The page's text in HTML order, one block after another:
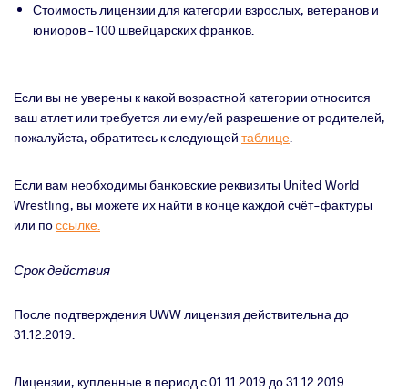
Стоимость лицензии для категории взрослых, ветеранов и
юниоров – 100 швейцарских франков.
Если вы не уверены к какой возрастной категории относится
ваш атлет или требуется ли ему/ей разрешение от родителей,
пожалуйста, обратитесь к следующей таблице.
Если вам необходимы банковские реквизиты United World
Wrestling, вы можете их найти в конце каждой счёт-фактуры
или поссылке.
Срок действия
После подтверждения UWWлицензия действительна до
31.12.2019.
Лицензии, купленные в период с 01.11.2019 до 31.12.2019